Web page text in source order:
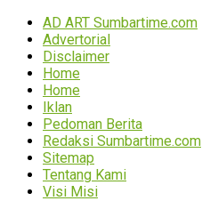
AD ART Sumbartime.com
Advertorial
Disclaimer
Home
Home
Iklan
Pedoman Berita
Redaksi Sumbartime.com
Sitemap
Tentang Kami
Visi Misi